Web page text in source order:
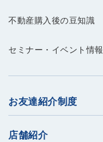
不動産購入後の豆知識
セミナー・イベント情報
お友達紹介制度
店舗紹介